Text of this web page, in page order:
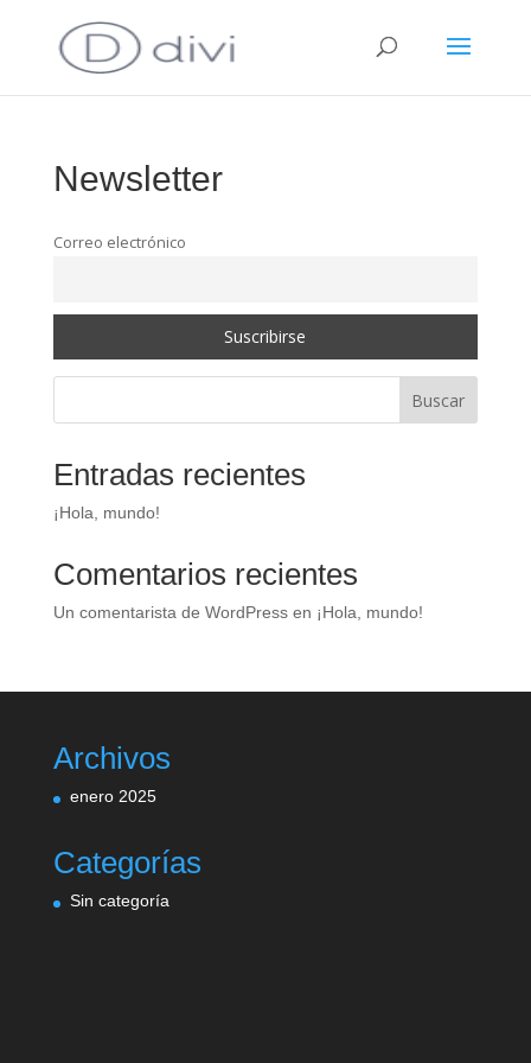
Newsletter
Correo electrónico
Buscar
Entradas recientes
¡Hola, mundo!
Comentarios recientes
Un comentarista de WordPressen ¡Hola, mundo!
Archivos
enero 2025
Categorías
Sin categoría